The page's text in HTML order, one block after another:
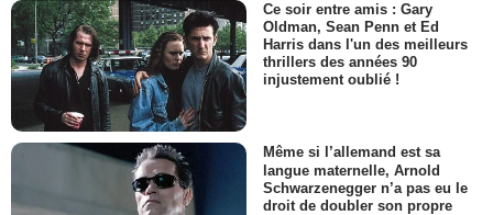
Ce soir entre amis : Gary
Oldman, Sean Penn et Ed
Harris dans l'un des meilleurs
thrillers des années 90
injustement oublié !
Même si l’allemand est sa
langue maternelle, Arnold
Schwarzenegger n’a pas eu le
droit de doubler son propre